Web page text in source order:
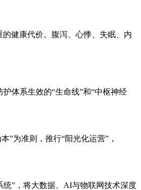
健康代价。腹泻、心悸、失眠、内
体系生效的“生命线”和“中枢神经
”为准则，推行“阳光化运营”，
统”，将大数据、AI与物联网技术深度